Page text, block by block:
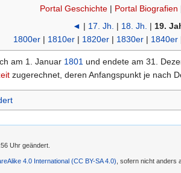
Portal Geschichte| Portal Biografien
◄ | 17. Jh. | 18. Jh. | 19.
1800er| 1810er| 1820er| 1830er| 1840er
am 1. Januar 1801 und endete am 31.
zugerechnet, deren Anfangspunkt je nach
Uhr geändert.
4.0 International (CC BY-SA 4.0) , sofern nicht anders